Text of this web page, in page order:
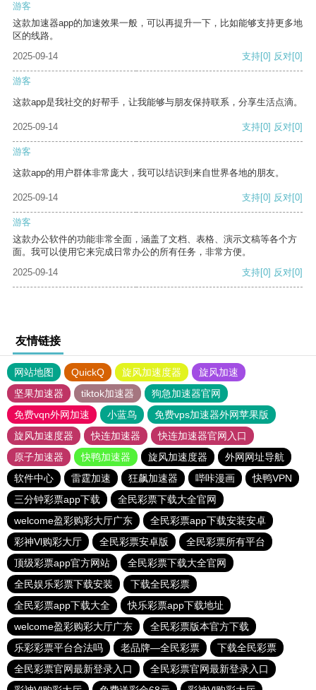
游客
这款加速器app的加速效果一般，可以再提升一下，比如能够支持更多地
区的线路。
2025-09-14
支持[0] 反对[0]
游客
这款app是我社交的好帮手，让我能够与朋友保持联系，分享生活点滴。
2025-09-14 支持[0] 反对[0]
游客
这款app的用户群体非常庞大，我可以结识到来自世界各地的朋友。
2025-09-14 支持[0] 反对[0]
游客
这款办公软件的功能非常全面，涵盖了文档、表格、演示文稿等各个方
面。我可以使用它来完成日常办公的所有任务，非常方便。
2025-09-14
支持[0] 反对[0]
友情链接
网站地图 QuickQ 旋风加速度器
旋风加速
坚果加速器
tiktok加速器
狗急加速器官网
免费vqn外网加速
小蓝鸟
免费vps加速器外网苹果版
旋风加速度器
快连加速器
快连加速器官网入口
原子加速器
快鸭加速器 旋风加速度器
外网网址导航
软件中心
雷霆加速 狂飙加速器 哔咔漫画
快鸭VPN
三分钟彩票app下载
全民彩票下载大全官网
welcome盈彩购彩大厅广东
全民彩票app下载安装安卓
彩神Vl购彩大厅
全民彩票安卓版
全民彩票所有平台
顶级彩票app官方网站
全民彩票下载大全官网
全民娱乐彩票下载安装
下载全民彩票
全民彩票app下载大全
快乐彩票app下载地址
welcome盈彩购彩大厅广东
全民彩票版本官方下载
乐彩彩票平台合法吗
老品牌—全民彩票
下载全民彩票
全民彩票官网最新登录入口
全民彩票官网最新登录入口